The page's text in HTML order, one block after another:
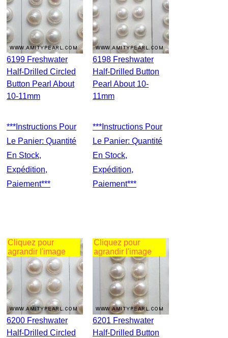
6199 Freshwater
Half-Drilled Circled
Button Pearl About
10-11mm
***Instructions Pour
Le Panier: Quantité
En Stock,
Expédition,
Paiement***
6198 Freshwater
Half-Drilled Button
Pearl About 10-
11mm
***Instructions Pour
Le Panier: Quantité
En Stock,
Expédition,
Paiement***
Cliquez pour
agrandir l'image
6200 Freshwater
Half-Drilled Circled
Cliquez pour
agrandir l'image
6201 Freshwater
Half-Drilled Button